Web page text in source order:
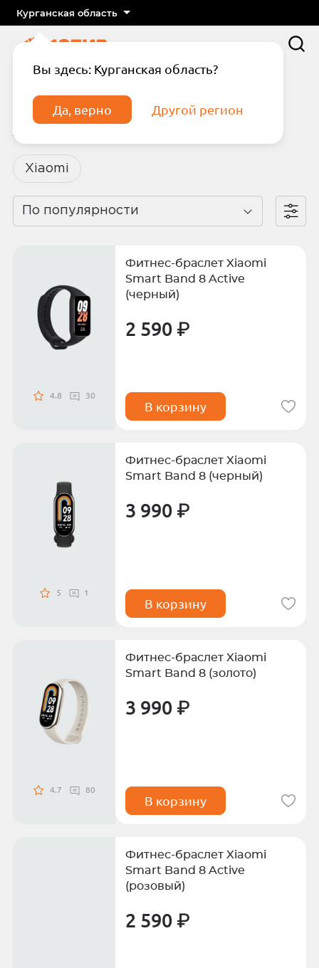
Курганская область
Вы здесь: Курганская область?
Да, верно Другой регион
Xiaomi Smart Band 8
Xiaomi
По популярности
4.8 30
Фитнес-браслет Xiaomi
Smart Band 8 Active
(черный)
2 590 ₽
В корзину
5 1
Фитнес-браслет Xiaomi
Smart Band 8 (черный)
3 990 ₽
В корзину
4.7 80
Фитнес-браслет Xiaomi
Smart Band 8 (золото)
3 990 ₽
В корзину
Фитнес-браслет Xiaomi
Smart Band 8 Active
(розовый)
2 590 ₽
Подтвердите телефон
Отправить код по СМС
Введите код из СМС
Отправить код еще раз через